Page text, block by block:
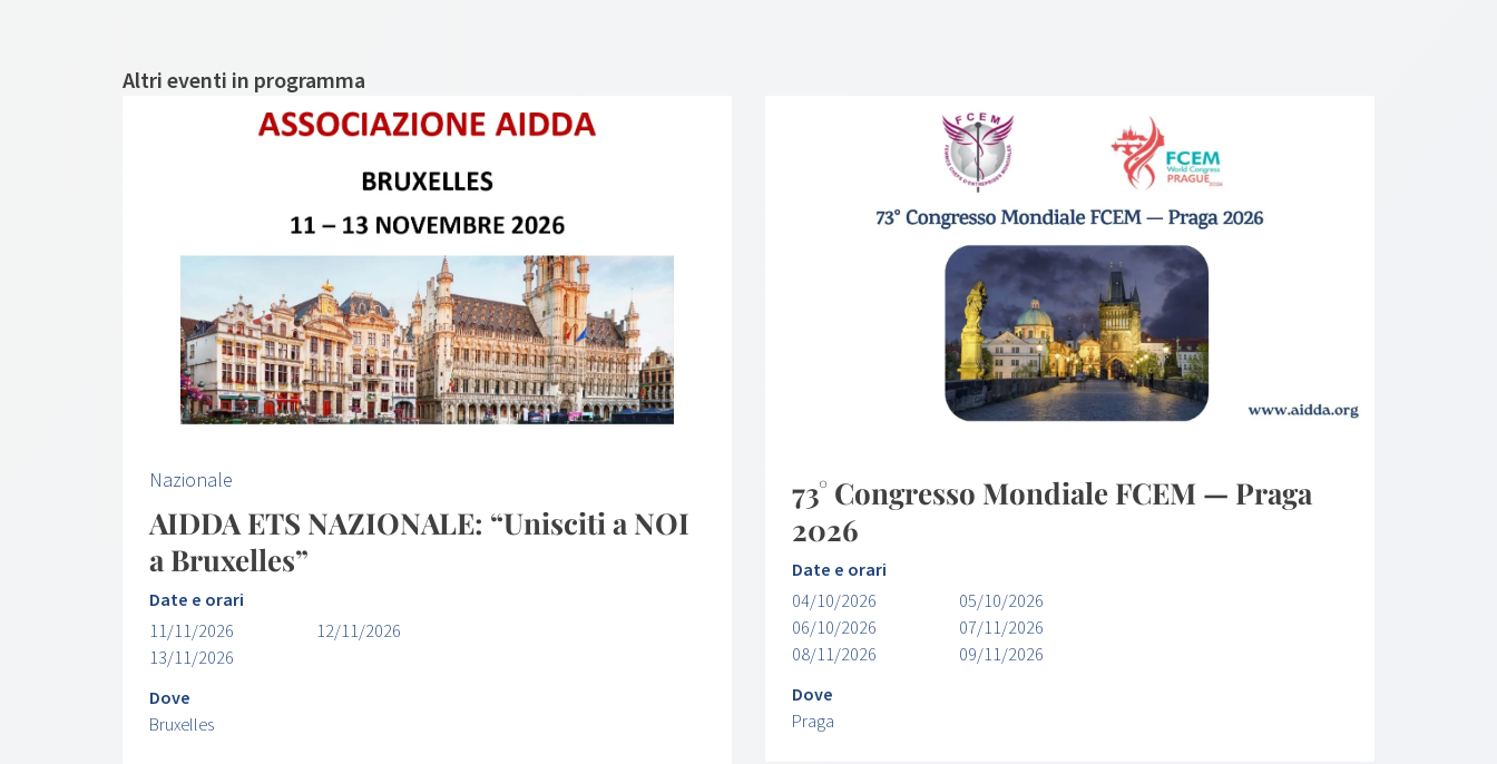
Altri eventi in programma
Nazionale
AIDDA ETS NAZIONALE: “Unisciti a NOI
a Bruxelles”
Date e orari
11/11/2026
12/11/2026
13/11/2026
Dove
Bruxelles
73° Congresso Mondiale FCEM — Praga
2026
Date e orari
04/10/2026
05/10/2026
06/10/2026
07/11/2026
08/11/2026
09/11/2026
Dove
Praga